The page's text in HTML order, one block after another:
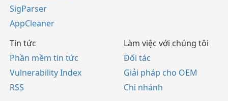
SigParser
AppCleaner
Tin tức
Phần mềm tin tức
Vulnerability Index
RSS
Làm việc với chúng tôi
Đối tác
Giải pháp cho OEM
Chi nhánh